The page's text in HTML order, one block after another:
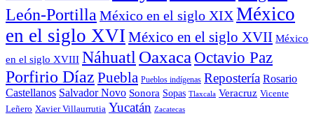
León-Portilla México en el siglo XIXMéxico
en el siglo XVI México en el siglo XVII México
en el siglo XVIII Náhuatl Oaxaca Octavio Paz
Porfirio Díaz Puebla Pueblos indígenas Repostería Rosario
Castellanos Salvador Novo Sonora Sopas Tlaxcala Veracruz Vicente
Leñero Xavier Villaurrutia Yucatán Zacatecas